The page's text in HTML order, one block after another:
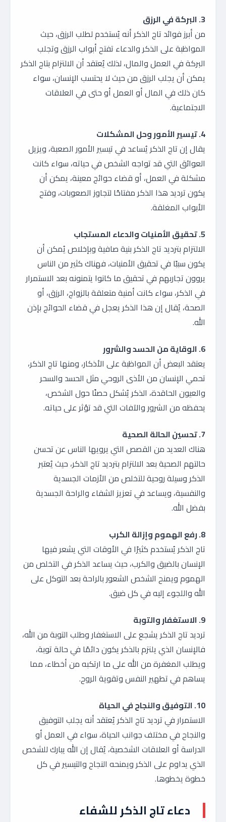
3. البركة في الرزق
من أبرز فوائد تاج الذكر أنه يُستخدم لطلب الرزق، حيث
المواظبة على الذكر والدعاء تفتح أبواب الرزق وتجلب
البركة في العمل والمال، لذلك يُعتقد أن الالتزام بتاج الذكر
يمكن أن يجلب الرزق من حيث لا يحتسب الإنسان، سواء
كان ذلك في المال أو العمل أو حتى في العلاقات
الاجتماعية.
4. تيسير الأمور وحل المشكلات
يقال إن تاج الذكر يُساعد في تيسير الأمور الصعبة، ويزيل
العوائق التي قد تواجه الشخص في حياته، سواء كانت
مشكلة في العمل، أو قضاء حوائج معينة، يمكن أن
يكون ترديد هذا الذكر مفتاحًا لتجاوز الصعوبات، وفتح
الأبواب المغلقة.
5. تحقيق الأمنيات والدعاء المستجاب
الالتزام بترديد تاج الذكر بنية صافية وبإخلاص يُمكن أن
يكون سببًا في تحقيق الأمنيات، فهناك كثير من الناس
يروون تجاربهم في تحقيق ما كانوا يتمنونه بعد الاستمرار
في الذكر، سواء كانت أمنية متعلقة بالزواج، الرزق، أو
الصحة، يُقال إن هذا الذكر يعجل في قضاء الحوائج بإذن
الله.
6. الوقاية من الحسد والشرور
يعتقد البعض أن المواظبة على الأذكار، ومنها تاج الذكر،
تحمي الإنسان من الأذى الروحي مثل الحسد والسحر
والعيون الحاقدة، الذكر يُشكل حصنًا حول الشخص،
يحفظه من الشرور والآفات التي قد تؤثر على حياته.
7. تحسين الحالة الصحية
هناك العديد من القصص التي يرويها الناس عن تحسن
حالتهم الصحية بعد الالتزام بترديد تاج الذكر، حيث يُعتبر
الذكر وسيلة روحية للتخلص من الأزمات الجسدية
والنفسية، ويساعد في تعزيز الشفاء والراحة الجسدية
بفضل الله.
8. رفع الهموم وإزالة الكرب
تاج الذكر يُستخدم كثيرًا في الأوقات التي يشعر فيها
الإنسان بالضيق والكرب، حيث يساعد الذكر في التخلص من
الهموم ويمنح الشخص الشعور بالراحة بعد التوكل على
الله واللجوء إليه في كل ضيق.
9. الاستغفار والتوبة
ترديد تاج الذكر يشجع على الاستغفار وطلب التوبة من الله،
فالإنسان الذي يلتزم بالذكر يكون دائمًا في حالة توبة،
ويطلب المغفرة من الله على ما ارتكبه من أخطاء، مما
يساهم في تطهير النفس وتقوية الروح.
10. التوفيق والنجاح في الحياة
الاستمرار في ترديد تاج الذكر يُعتقد أنه يجلب التوفيق
والنجاح في مختلف جوانب الحياة، سواء في العمل أو
الدراسة أو العلاقات الشخصية، يُقال إن الله يبارك للشخص
الذي يداوم على الذكر ويمنحه النجاح والتيسير في كل
خطوة يخطوها.
دعاء تاج الذكر للشفاء